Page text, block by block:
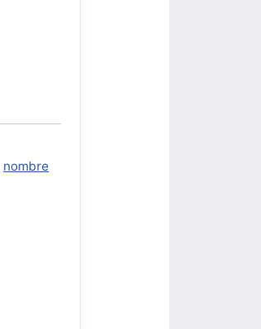
nombre